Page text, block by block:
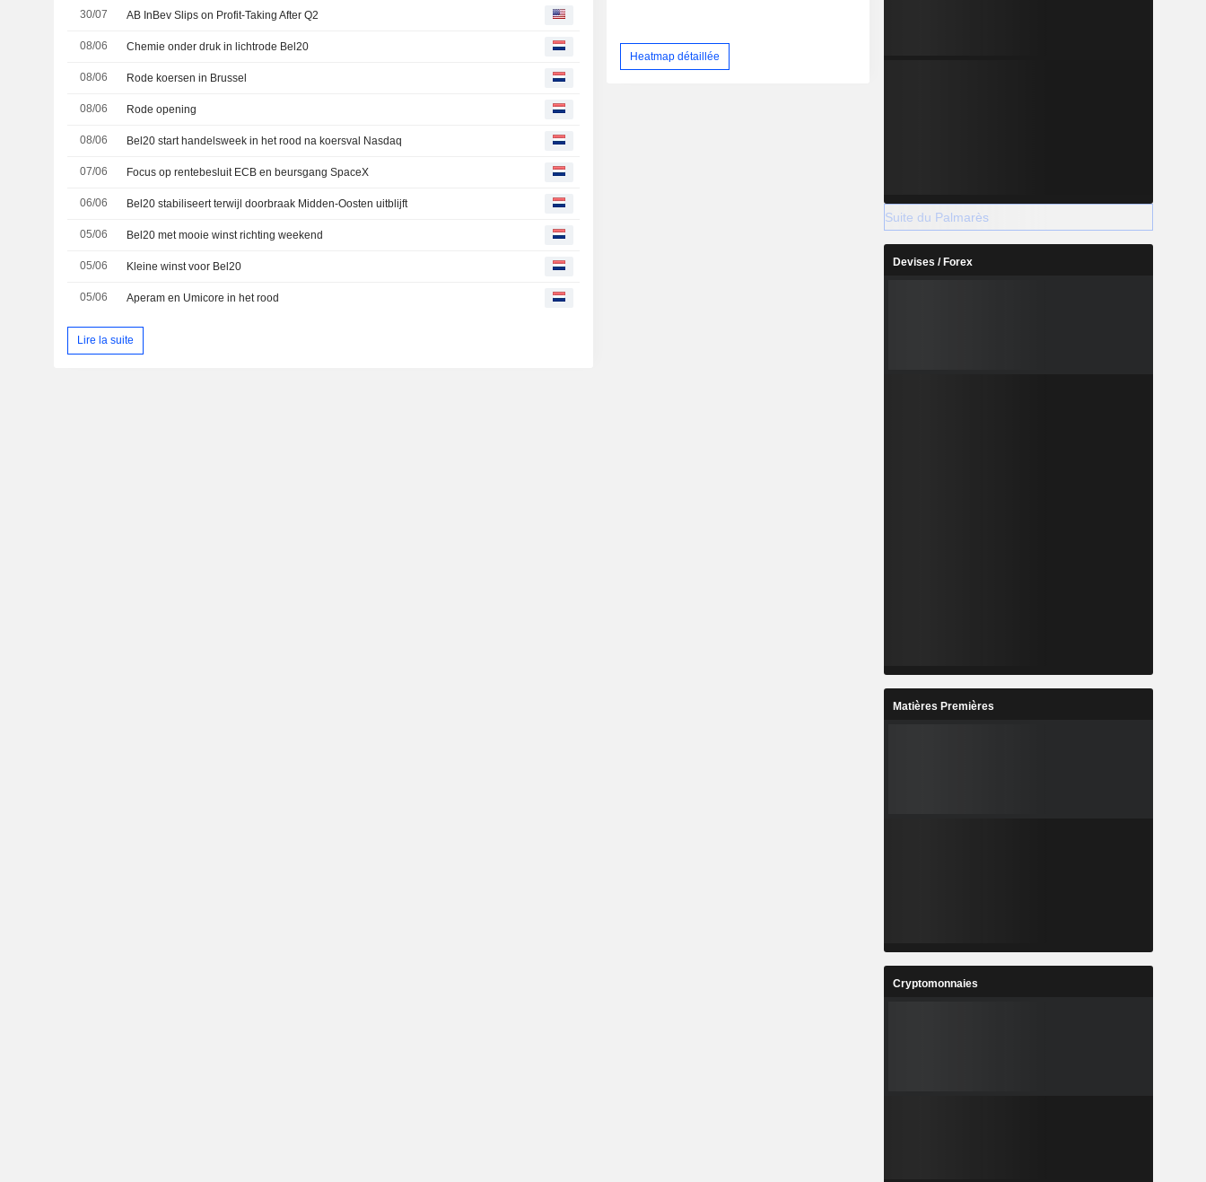
30/07 AB InBev Slips on Profit-Taking After Q2
08/06 Chemie onder druk in lichtrode Bel20
08/06 Rode koersen in Brussel
08/06 Rode opening
08/06 Bel20 start handelsweek in het rood na koersval Nasdaq
07/06 Focus op rentebesluit ECB en beursgang SpaceX
06/06 Bel20 stabiliseert terwijl doorbraak Midden-Oosten uitblijft
05/06 Bel20 met mooie winst richting weekend
05/06 Kleine winst voor Bel20
05/06 Aperam en Umicore in het rood
Lire la suite
Heatmap détaillée
Suite du Palmarès
Devises / Forex
Matières Premières
Cryptomonnaies